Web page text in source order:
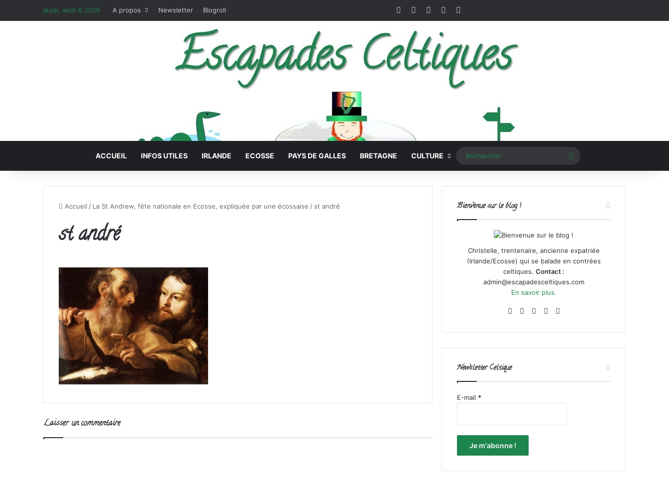
jeudi, août 6 2026 A propos Newsletter Blogroll Facebook PinterestInstagram
ACCUEIL INFOS UTILES IRLANDE ECOSSE PAYS DE GALLES BRETAGNE CULTURE Rechercher
Accueil / La St Andrew, fête nationale en Ecosse, expliquée par une écossaise / st andré
st andré
Laisser un commentaire
Bienvenue sur le blog !
Christelle, trentenaire, ancienne expatriée
(Irlande/Ecosse) qui se balade en contrées
celtiques. Contact :
admin@escapadesceltiques.com
En savoir plus.
Facebook
X PinterestInstagram
Newsletter Celtique
E-mail *